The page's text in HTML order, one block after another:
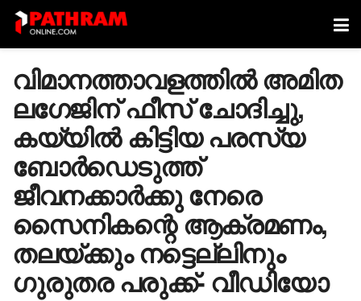
വിമാനത്താവളത്തിൽ അമിത
ലഗേജിന് ഫീസ് ചോദിച്ചു,
കയ്യിൽ കിട്ടിയ പരസ്യ
ബോർഡെടുത്ത്
ജീവനക്കാർക്കു നേരെ
സൈനികന്റെ ആക്രമണം,
തലയ്ക്കും നട്ടെല്ലിനും ​
ഗുരുതര പരുക്ക്- വീഡിയോ